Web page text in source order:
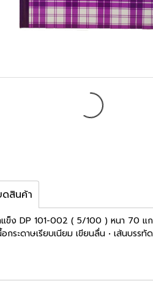
ดสินค้า
ง DP 101-002 ( 5/100 ) หนา 70 แก
กระดาษเรียบเนียม เขียนลื่น • เส้นบรร